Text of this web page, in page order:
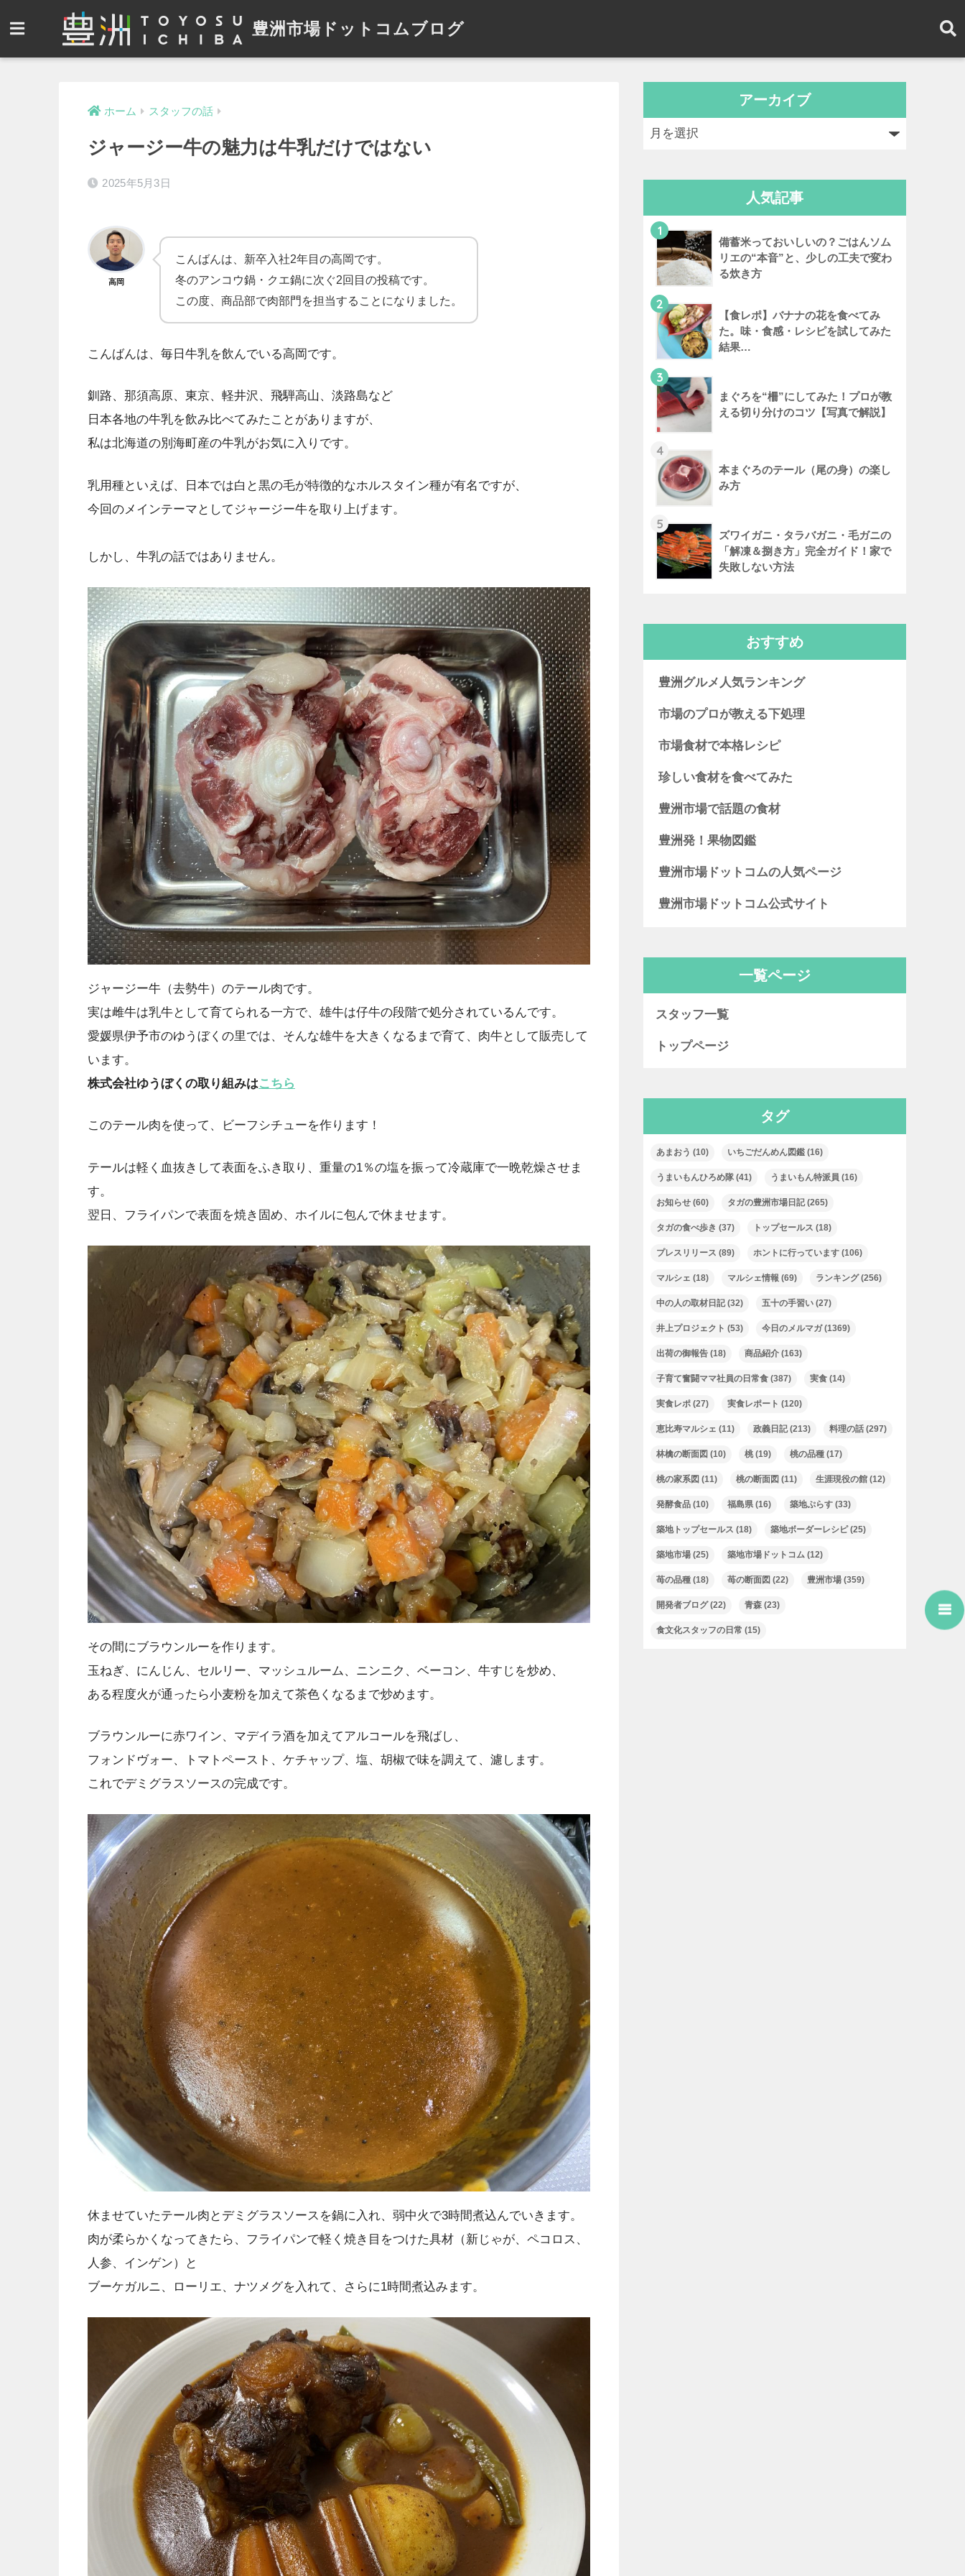
豊洲市場ドットコムブログ
ホーム スタッフの話
ジャージー牛の魅力は牛乳だけではない
2025年5月3日
高岡
こんばんは、新卒入社2年目の高岡です。
冬のアンコウ鍋・クエ鍋に次ぐ2回目の投稿です。
この度、商品部で肉部門を担当することになりました。
こんばんは、毎日牛乳を飲んでいる高岡です。
釧路、那須高原、東京、軽井沢、飛騨高山、淡路島など
日本各地の牛乳を飲み比べてみたことがありますが、
私は北海道の別海町産の牛乳がお気に入りです。
乳用種といえば、日本では白と黒の毛が特徴的なホルスタイン種が有名ですが、
今回のメインテーマとしてジャージー牛を取り上げます。
しかし、牛乳の話ではありません。
ジャージー牛（去勢牛）のテール肉です。
実は雌牛は乳牛として育てられる一方で、雄牛は仔牛の段階で処分されているんです。
愛媛県伊予市のゆうぼくの里では、そんな雄牛を大きくなるまで育て、肉牛として販売して
います。
株式会社ゆうぼくの取り組みはこちら
このテール肉を使って、ビーフシチューを作ります！
テールは軽く血抜きして表面をふき取り、重量の1％の塩を振って冷蔵庫で一晩乾燥させま
す。
翌日、フライパンで表面を焼き固め、ホイルに包んで休ませます。
その間にブラウンルーを作ります。
玉ねぎ、にんじん、セルリー、マッシュルーム、ニンニク、ベーコン、牛すじを炒め、
ある程度火が通ったら小麦粉を加えて茶色くなるまで炒めます。
ブラウンルーに赤ワイン、マデイラ酒を加えてアルコールを飛ばし、
フォンドヴォー、トマトペースト、ケチャップ、塩、胡椒で味を調えて、濾します。
これでデミグラスソースの完成です。
休ませていたテール肉とデミグラスソースを鍋に入れ、弱中火で3時間煮込んでいきます。
肉が柔らかくなってきたら、フライパンで軽く焼き目をつけた具材（新じゃが、ペコロス、
人参、インゲン）と
ブーケガルニ、ローリエ、ナツメグを入れて、さらに1時間煮込みます。
アーカイブ
人気記事
1
備蓄米っておいしいの？ごはんソム
リエの“本音”と、少しの工夫で変わ
る炊き方
2
【食レポ】バナナの花を食べてみ
た。味・食感・レシピを試してみた
結果…
3
まぐろを“柵”にしてみた！プロが教
える切り分けのコツ【写真で解説】
4
本まぐろのテール（尾の身）の楽し
み方
5
ズワイガニ・タラバガニ・毛ガニの
「解凍＆捌き方」完全ガイド！家で
失敗しない方法
おすすめ
豊洲グルメ人気ランキング
市場のプロが教える下処理
市場食材で本格レシピ
珍しい食材を食べてみた
豊洲市場で話題の食材
豊洲発！果物図鑑
豊洲市場ドットコムの人気ページ
豊洲市場ドットコム公式サイト
一覧ページ
スタッフ一覧
トップページ
タグ
あまおう (10) いちごだんめん図鑑 (16)
うまいもんひろめ隊 (41) うまいもん特派員 (16)
お知らせ (60) タガの豊洲市場日記(265)
タガの食べ歩き (37) トップセールス (18)
プレスリリース (89) ホントに行っています (106)
マルシェ (18) マルシェ情報 (69) ランキング(256)
中の人の取材日記(32) 五十の手習い (27)
井上プロジェクト (53) 今日のメルマガ(1369)
出荷の御報告 (18) 商品紹介 (163)
子育て奮闘ママ社員の日常食 (387) 実食 (14)
実食レポ (27) 実食レポート (120)
恵比寿マルシェ (11) 政義日記(213) 料理の話 (297)
林檎の断面図 (10) 桃(19) 桃の品種 (17)
桃の家系図 (11) 桃の断面図 (11) 生涯現役の館 (12)
発酵食品 (10) 福島県 (16) 築地ぷらす (33)
築地トップセールス (18) 築地ボーダーレシピ(25)
築地市場 (25) 築地市場ドットコム (12)
苺の品種 (18) 苺の断面図 (22) 豊洲市場 (359)
開発者ブログ(22) 青森 (23)
食文化スタッフの日常 (15)